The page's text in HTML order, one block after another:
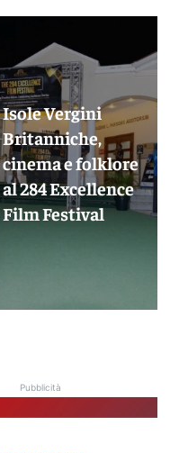
Isole Vergini
Britanniche,
cinema e folklore
al 284 Excellence
Film Festival
Pubblicità